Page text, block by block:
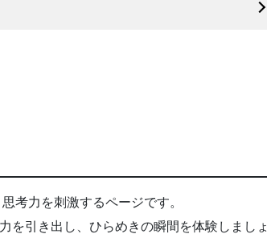
考力を刺激するページです。
を引き出し、ひらめきの瞬間を体験しましょ